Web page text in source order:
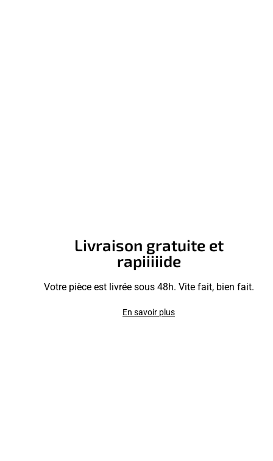
Livraison gratuite et
rapiiiiide
Votre pièce est livrée sous 48h. Vite fait, bien fait.
En savoir plus